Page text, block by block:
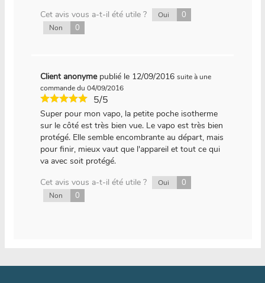
Cet avis vous a-t-il été utile ?
Oui 0
Non 0
Client anonyme publié le 12/09/2016 suite à une
commande du 04/09/2016
5/5
Super pour mon vapo, la petite poche isotherme
sur le côté est très bien vue. Le vapo est très bien
protégé. Elle semble encombrante au départ, mais
pour finir, mieux vaut que l'appareil et tout ce qui
va avec soit protégé.
Cet avis vous a-t-il été utile ?
Oui 0
Non 0